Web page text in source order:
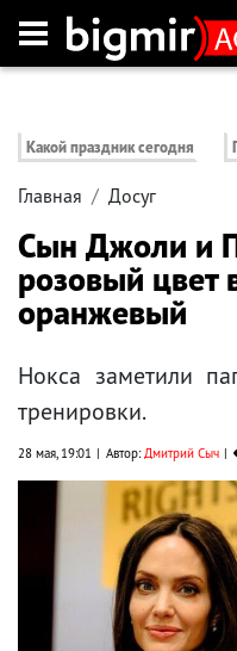
Какой праздник сегодня
Главная Досуг
Сын Джоли и
розовый цвет
оранжевый
Нокса заметили
тренировки.
28 мая, 19:01 Автор:Дмитрий Сыч